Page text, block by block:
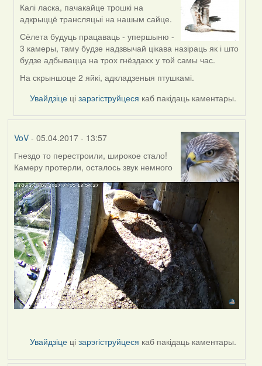
In
reply
to
by
VoV
Калі ласка, пачакайце трошкі на
адкрыццё трансляцыі на нашым сайце.
Сёлета будуць працаваць - упершыню -
3 камеры, таму будзе надзвычай цікава назіраць як і што
будзе адбывацца на трох гнёздахх у той самы час.
На скрыншоце 2 яйкі, адкладзеныя птушкамі.
Увайдзіце цізарэгіструйцеся каб пакідаць каментары.
VoV- 05.04.2017 - 13:57
Гнездо то перестроили, широкое стало!
Камеру протерли, осталось звук немного
Увайдзіце цізарэгіструйцеся каб пакідаць каментары.